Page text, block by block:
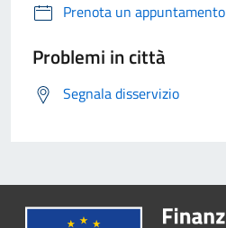
Prenota un appuntamento
Problemi in città
Segnala disservizio